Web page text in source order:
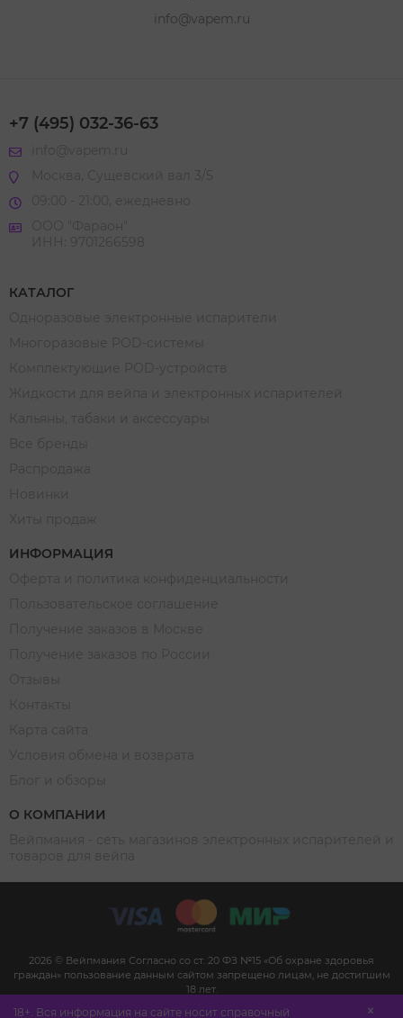
18+. Вся информация на сайте носит справочный
info@vapem.ru
+7 (495) 032-36-63
КАТАЛОГ
ИНФОРМАЦИЯ
О КОМПАНИИ
2026 © Вейпмания Согласно со ст. 20 ФЗ №15 «Об охране здоровья
граждан» пользование данным сайтом запрещено лицам, не достигшим
18 лет.